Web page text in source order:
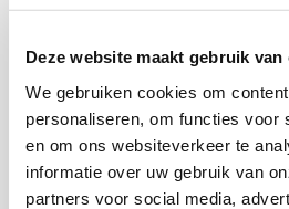
Deze website maakt gebruik van
We gebruiken cookies om
personaliseren, om functies voor
en om ons websiteverkeer te
informatie over uw gebruik van
partners voor social media,
publicatie met
beleid.
ISBN 978-90-5830-879-5
14 pag